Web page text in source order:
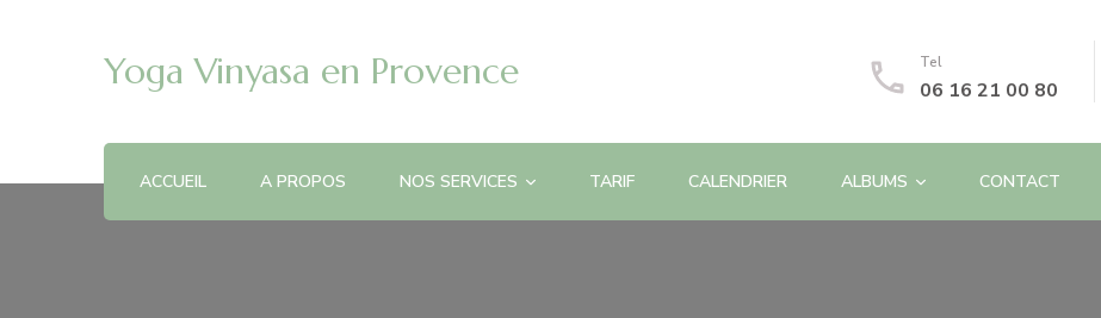
Yoga Vinyasa en Provence Tel
06 16 21 00 80
ACCUEIL A PROPOS NOS SERVICES TARIF CALENDRIER ALBUMS CONTACT